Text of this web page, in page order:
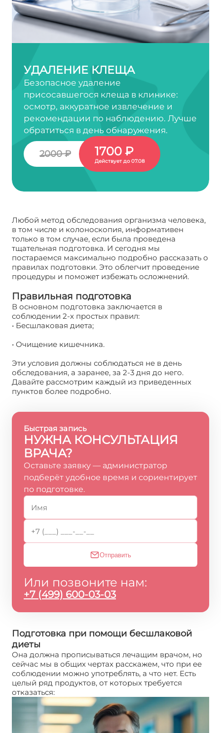
УДАЛЕНИЕ КЛЕЩА
Безопасное удаление
присосавшегося клеща в клинике:
осмотр, аккуратное извлечение и
рекомендации по наблюдению. Лучше
обратиться в день обнаружения.
2000 ₽ 1700 ₽
Действует до 07.08
Любой метод обследования организма человека,
в том числе и колоноскопия, информативен
только в том случае, если была проведена
тщательная подготовка. И сегодня мы
постараемся максимально подробно рассказать о
правилах подготовки. Это облегчит проведение
процедуры и поможет избежать осложнений.
Правильная подготовка
В основном подготовка заключается в
соблюдении 2-х простых правил:
• Бесшлаковая диета;
• Очищение кишечника.
Эти условия должны соблюдаться не в день
обследования, а заранее, за 2-3 дня до него.
Давайте рассмотрим каждый из приведенных
пунктов более подробно.
Быстрая запись
НУЖНА КОНСУЛЬТАЦИЯ
ВРАЧА?
Оставьте заявку — администратор
подберёт удобное время и сориентирует
по подготовке.
Отправить
Или позвоните нам:
+7 (499) 600-03-03
Подготовка при помощи бесшлаковой
диеты
Она должна прописываться лечащим врачом, но
сейчас мы в общих чертах расскажем, что при ее
соблюдении можно употреблять, а что нет. Есть
целый ряд продуктов, от которых требуется
отказаться: